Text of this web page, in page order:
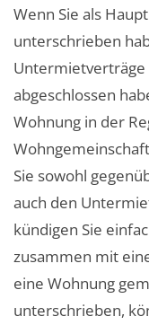
Wenn Sie als
unterschrieben
abgeschlossen
Wohnung in der
Sie sowohl
auch den
kündigen Sie
zusammen mit
eine Wohnung
unterschrieben,